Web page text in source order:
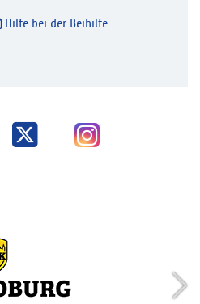
Hilfe bei der Beihilfe